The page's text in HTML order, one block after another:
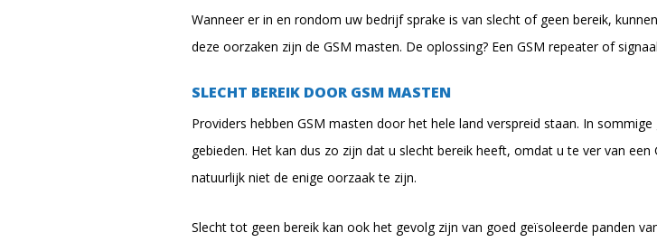
Wanneer er in en rondom uw bedrijf sprake is van slecht of geen bereik,
deze oorzaken zijn de GSM masten. De oplossing? Een GSM repeater of
SLECHT BEREIK DOOR GSM MASTEN
Providers hebben GSM masten door het hele land verspreid staan. In
gebieden. Het kan dus zo zijn dat u slecht bereik heeft, omdat u te ver van
natuurlijk niet de enige oorzaak te zijn.
Slecht tot geen bereik kan ook het gevolg zijn van goed geïsoleerde panden